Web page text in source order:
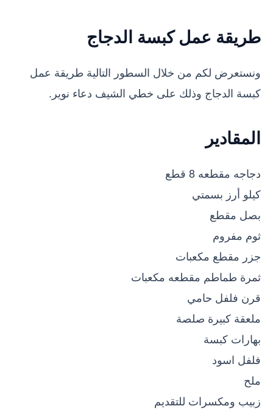
طريقة عمل كبسة الدجاج
ونستعرض لكم من خلال السطور التالية طريقة عمل
كبسة الدجاج وذلك على خطي الشيف دعاء نوير.
المقادير
دجاجه مقطعه 8 قطع
كيلو أرز بسمتي
بصل مقطع
ثوم مفروم
جزر مقطع مكعبات
ثمرة طماطم مقطعه مكعبات
قرن فلفل حامي
ملعقة كبيرة صلصة
بهارات كبسة
فلفل اسود
ملح
زبيب ومكسرات للتقديم